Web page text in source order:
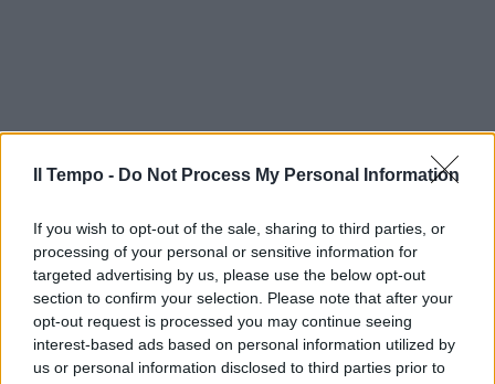
Il Tempo - Do Not Process My Personal Information
If you wish to opt-out of the sale, sharing to third parties, or
processing of your personal or sensitive information for
targeted advertising by us, please use the below opt-out
section to confirm your selection. Please note that after your
opt-out request is processed you may continue seeing
interest-based ads based on personal information utilized by
us or personal information disclosed to third parties prior to